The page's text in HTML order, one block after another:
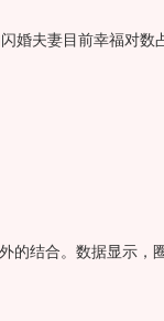
夫妻目前幸福对数
结合。数据显示，